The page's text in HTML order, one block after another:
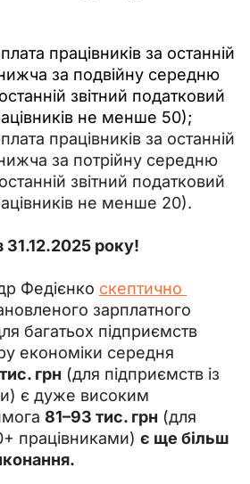
працівників за останній
за подвійну середню
звітний податковий
не менше 50);
працівників за останній
за потрійну середню
звітний податковий
не менше 20).
31.12.2025 року!
Федієнко скептично
зарплатного
багатьох підприємств
економіки середня
грн (для підприємств із
є дуже високим
81–93 тис. грн (для
працівниками) є ще більш